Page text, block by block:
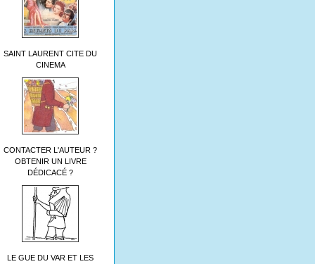
SAINT LAURENT CITE DU
CINEMA
CONTACTER L'AUTEUR ?
OBTENIR UN LIVRE
DÉDICACÉ ?
LE GUE DU VAR ET LES